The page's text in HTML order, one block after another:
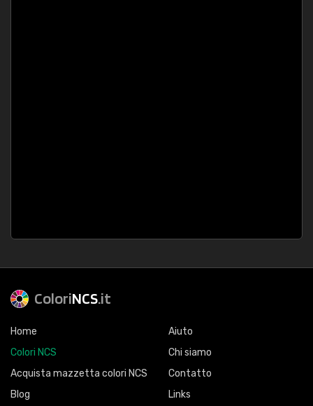
ColoriNCS.it
Home
Colori NCS
Acquista mazzetta colori NCS
Blog
Aiuto
Chi siamo
Contatto
Links